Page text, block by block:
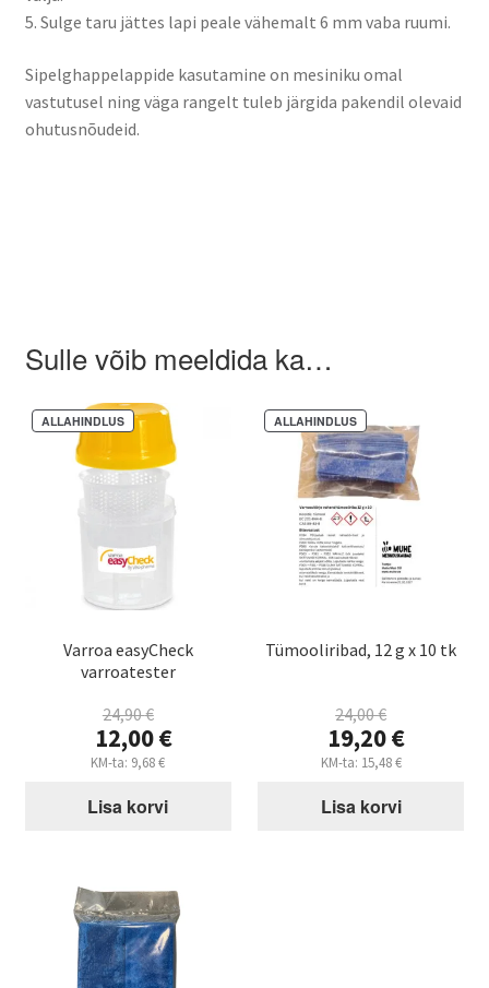
5. Sulge taru jättes lapi peale vähemalt 6 mm vaba ruumi.
Sipelghappelappide kasutamine on mesiniku omal
vastutusel ning väga rangelt tuleb järgida pakendil olevaid
ohutusnõudeid.
Sulle võib meeldida ka…
Varroa easyCheck
varroatester
ALLAHINDLUS
24,90€
Algne
hind
oli:
24,90 €.
12,00€
Praegune
on:
KM-ta: 9,68€
Lisa korvi
Tümooliribad, 12 g x 10 tk
ALLAHINDLUS
24,00€
Algne
hind
oli:
24,00 €.
19,20€
Praegune
on:
KM-ta: 15,48€
Lisa korvi